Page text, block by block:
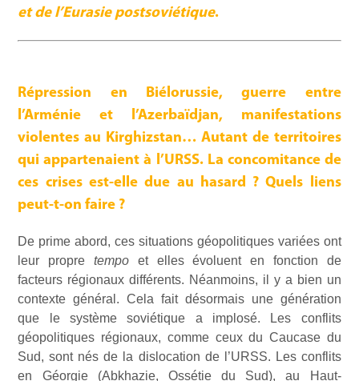
et de l’Eurasie postsoviétique.
Répression en Biélorussie, guerre entre
l’Arménie et l’Azerbaïdjan, manifestations
violentes au Kirghizstan… Autant de territoires
qui appartenaient à l’URSS. La concomitance de
ces crises est-elle due au hasard ? Quels liens
peut-t-on faire ?
De prime abord, ces situations géopolitiques variées ont
leur propre tempoet elles évoluent en fonction de
facteurs régionaux différents. Néanmoins, il y a bien un
contexte général. Cela fait désormais une génération
que le système soviétique a implosé. Les conflits
géopolitiques régionaux, comme ceux du Caucase du
Sud, sont nés de la dislocation de l’URSS. Les conflits
en Géorgie (Abkhazie, Ossétie du Sud), au Haut-